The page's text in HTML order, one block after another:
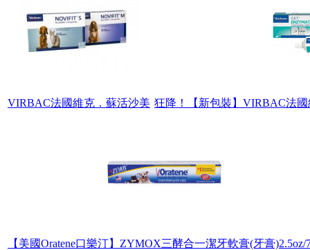
VIRBAC法國維克．蘇活沙美 狂降！【新包裝】VIRBAC法
【美國Oratene口樂汀】ZYMOX三酵合一潔牙軟膏(牙膏)2.5oz/